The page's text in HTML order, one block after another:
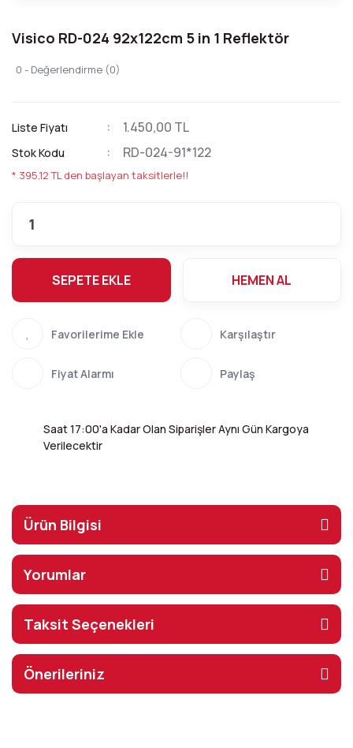
Visico RD-024 92x122cm 5 in 1 Reflektör
0 - Değerlendirme (0)
Liste Fiyatı 1.450,00 TL
Stok Kodu RD-024-91*122
* 395,12 TL den başlayan taksitlerle!!
SEPETE EKLE HEMEN AL
Karşılaştır
Fiyat Alarmı Paylaş
Saat 17:00'a Kadar Olan Siparişler Aynı Gün Kargoya
Verilecektir
Ürün Bilgisi
Yorumlar
Taksit Seçenekleri
Önerileriniz